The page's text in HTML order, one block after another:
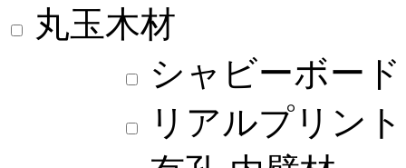
丸玉木材
シャビーボード
リアルプリント